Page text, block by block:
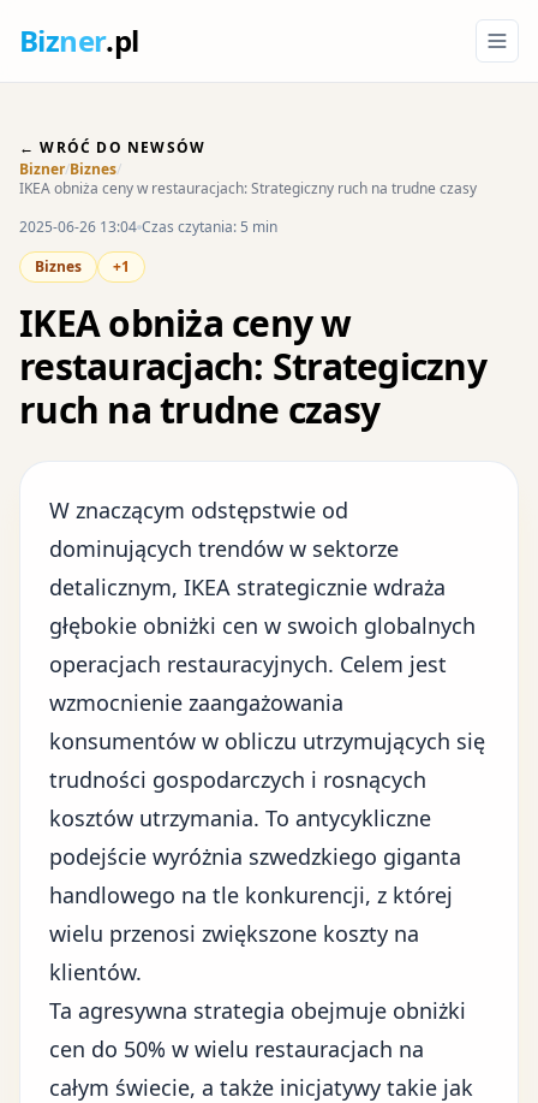
Bizner.pl
← WRÓĆ DO NEWSÓW
Bizner/Biznes/
IKEA obniża ceny w restauracjach: Strategiczny ruch na trudne czasy
2025-06-26 13:04 Czas czytania: 5 min
Biznes
+1
IKEA obniża ceny w
restauracjach: Strategiczny
ruch na trudne czasy
W znaczącym odstępstwie od
dominujących trendów w sektorze
detalicznym, IKEA strategicznie wdraża
głębokie obniżki cen w swoich globalnych
operacjach restauracyjnych. Celem jest
wzmocnienie zaangażowania
konsumentów w obliczu utrzymujących się
trudności gospodarczych i rosnących
kosztów utrzymania. To antycykliczne
podejście wyróżnia szwedzkiego giganta
handlowego na tle konkurencji, z której
wielu przenosi zwiększone koszty na
klientów.
Ta agresywna strategia obejmuje obniżki
cen do 50% w wielu restauracjach na
całym świecie, a także inicjatywy takie jak